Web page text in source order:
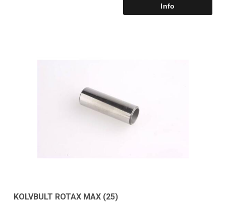
KOLVBULT ROTAX MAX (25)